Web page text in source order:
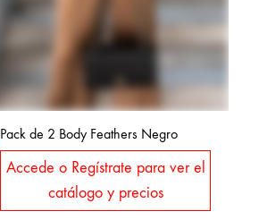
Pack de 2 Body Feathers Negro
Accede o Regístrate para ver el
catálogo y precios